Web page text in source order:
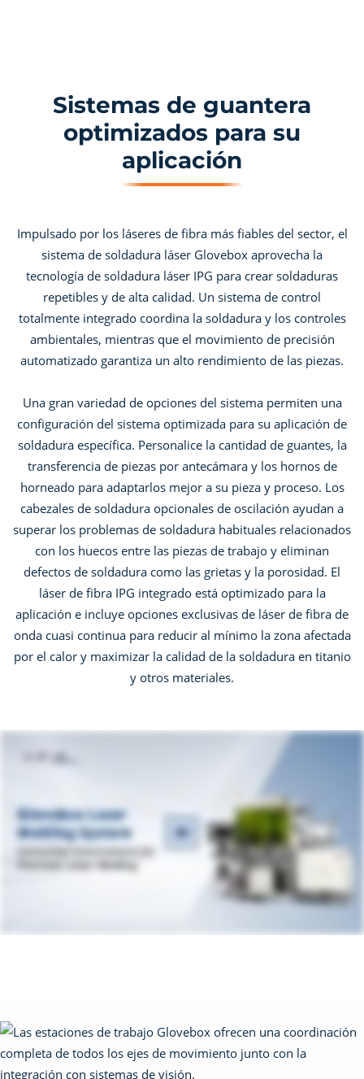
Sistemas de guantera
optimizados para su
aplicación
Impulsado por los láseres de fibra más fiables del sector, el
sistema de soldadura láser Glovebox aprovecha la
tecnología de soldadura láser IPG para crear soldaduras
repetibles y de alta calidad. Un sistema de control
totalmente integrado coordina la soldadura y los controles
ambientales, mientras que el movimiento de precisión
automatizado garantiza un alto rendimiento de las piezas.
Una gran variedad de opciones del sistema permiten una
configuración del sistema optimizada para su aplicación de
soldadura específica. Personalice la cantidad de guantes, la
transferencia de piezas por antecámara y los hornos de
horneado para adaptarlos mejor a su pieza y proceso. Los
cabezales de soldadura opcionales de oscilación ayudan a
superar los problemas de soldadura habituales relacionados
con los huecos entre las piezas de trabajo y eliminan
defectos de soldadura como las grietas y la porosidad. El
láser de fibra IPG integrado está optimizado para la
aplicación e incluye opciones exclusivas de láser de fibra de
onda cuasi continua para reducir al mínimo la zona afectada
por el calor y maximizar la calidad de la soldadura en titanio
y otros materiales.